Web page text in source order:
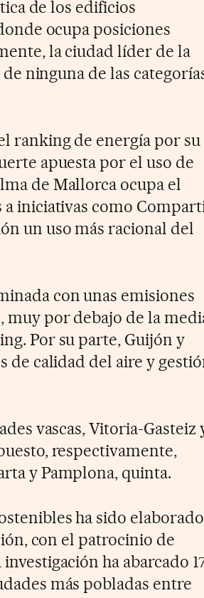
de los edificios
ocupa posiciones
la ciudad líder de la
ninguna de las
ranking de energía por su
apuesta por el uso de
de Mallorca ocupa el
iniciativas como
un uso más racional del
con unas emisiones
muy por debajo de la
Por su parte, Guijón y
de calidad del aire y
vascas, Vitoria-Gasteiz
respectivamente,
y Pamplona, quinta.
ha sido elaborado
con el patrocinio de
ha abarcado
más pobladas entre